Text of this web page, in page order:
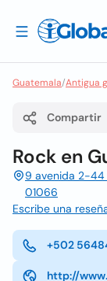
Guatemala/Antigua
Compartir
Rock en
9 avenida 2-44
01066
Escribe una
+502
http://